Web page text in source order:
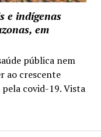
e indígenas
em
pública nem
ao crescente
covid-19. Vista